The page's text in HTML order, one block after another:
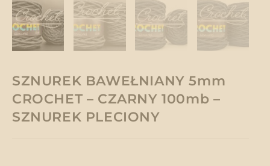
SZNUREK BAWEŁNIANY 5mm
CROCHET – CZARNY 100mb –
SZNUREK PLECIONY